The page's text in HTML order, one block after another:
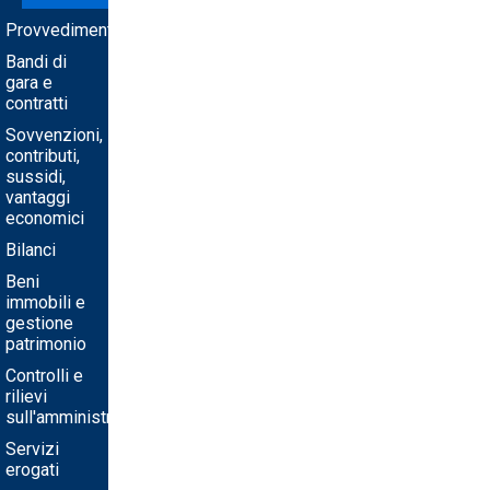
Provvedimenti
Bandi di
gara e
contratti
Sovvenzioni,
contributi,
sussidi,
vantaggi
economici
Bilanci
Beni
immobili e
gestione
patrimonio
Controlli e
rilievi
sull'amministrazione
Servizi
erogati